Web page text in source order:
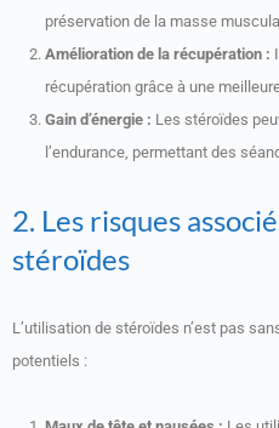
préservation de la masse
Amélioration de la récupération :
récupération grâce à une
Gain d’énergie : Les stéroïdes
l’endurance, permettant des
2. Les risques
stéroïdes
L’utilisation de stéroïdes n’est pas
potentiels :